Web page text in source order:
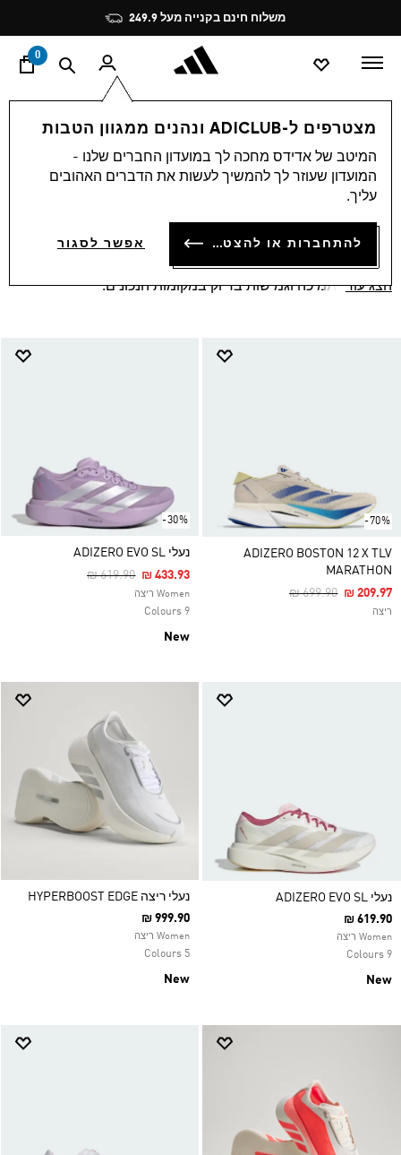
Pause
promotion
rotation
משלוח חינם בקנייה מעל 249.9
0
מצטרפים ל-ADICLUB ונהנים ממגוון הטבות
המיטב של אדידס מחכה לך במועדון החברים שלנו -
המועדון שעוזר לך להמשיך לעשות את הדברים האהובים
עליך.
להתחברות או להצטרפות אפשר לסגור
נעלי ריצה לנשים אדידס (116)
סינון ומיון
תתכוננו לחווית ריצה עוצמתית ונוחה עם נעלי הריצה החדשות של
אדידס! הן מעוצבות במיוחד כדי להתאים למבנה כף הרגל הנשית,
ומעניקות תמיכה וגמישות בדיוק במקומות הנכונים.
הצג עוד
-70%
ADIZERO BOSTON 12 X TLV
MARATHON
Price Reduced From
₪ 699.90To₪ 209.97
ריצה
-30%
נעלי ADIZERO EVO SL
Price Reduced From
₪ 619.90To₪ 433.93
Women ריצה
9 Colours
New
נעלי ADIZERO EVO SL
₪ 619.90
Women ריצה
9 Colours
New
נעלי ריצה HYPERBOOST EDGE
₪ 999.90
Women ריצה
5 Colours
New